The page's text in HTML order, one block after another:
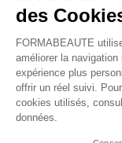
Guide local & liens
Conditions
Politique de